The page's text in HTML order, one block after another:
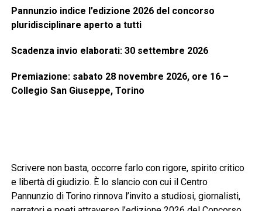
Pannunzio indice l’edizione 2026 del concorso
pluridisciplinare aperto a tutti
Scadenza invio elaborati: 30 settembre 2026
Premiazione: sabato 28 novembre 2026, ore 16 –
Collegio San Giuseppe, Torino
Scrivere non basta, occorre farlo con rigore, spirito critico
e libertà di giudizio. È lo slancio con cui il Centro
Pannunzio di Torino rinnova l’invito a studiosi, giornalisti,